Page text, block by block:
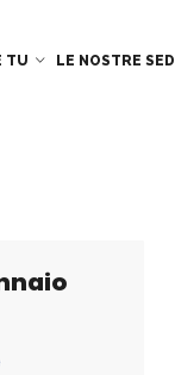
TU LE NOSTRE SEDI